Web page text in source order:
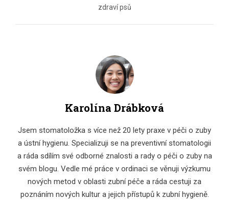
zdraví psů
Karolína Drábková
Jsem stomatoložka s více než 20 lety praxe v péči o zuby
a ústní hygienu. Specializuji se na preventivní stomatologii
a ráda sdílím své odborné znalosti a rady o péči o zuby na
svém blogu. Vedle mé práce v ordinaci se věnuji výzkumu
nových metod v oblasti zubní péče a ráda cestuji za
poznáním nových kultur a jejich přístupů k zubní hygieně.